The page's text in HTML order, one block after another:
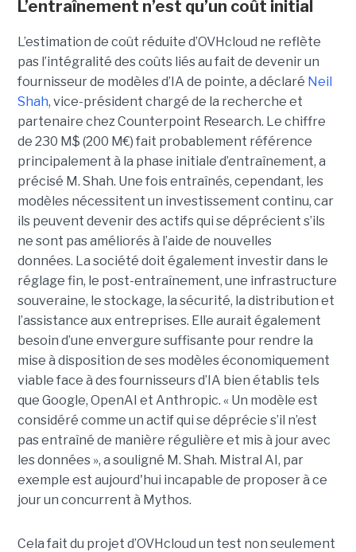
L’entraînement n’est qu’un coût initial
L’estimation de coût réduite d’OVHcloud ne reflète
pas l’intégralité des coûts liés au fait de devenir un
fournisseur de modèles d’IA de pointe, a déclaré Neil
Shah, vice-président chargé de la recherche et
partenaire chez Counterpoint Research. Le chiffre
de 230 M$ (200 M€) fait probablement référence
principalement à la phase initiale d’entraînement, a
précisé M. Shah. Une fois entraînés, cependant, les
modèles nécessitent un investissement continu, car
ils peuvent devenir des actifs qui se déprécient s’ils
ne sont pas améliorés à l’aide de nouvelles
données. La société doit également investir dans le
réglage fin, le post-entraînement, une infrastructure
souveraine, le stockage, la sécurité, la distribution et
l’assistance aux entreprises. Elle aurait également
besoin d’une envergure suffisante pour rendre la
mise à disposition de ses modèles économiquement
viable face à des fournisseurs d’IA bien établis tels
que Google, OpenAI et Anthropic. « Un modèle est
considéré comme un actif qui se déprécie s’il n’est
pas entraîné de manière régulière et mis à jour avec
les données », a souligné M. Shah. Mistral AI, par
exemple est aujourd'hui incapable de proposer à ce
jour un concurrent à Mythos.
Cela fait du projet d’OVHcloud un test non seulement